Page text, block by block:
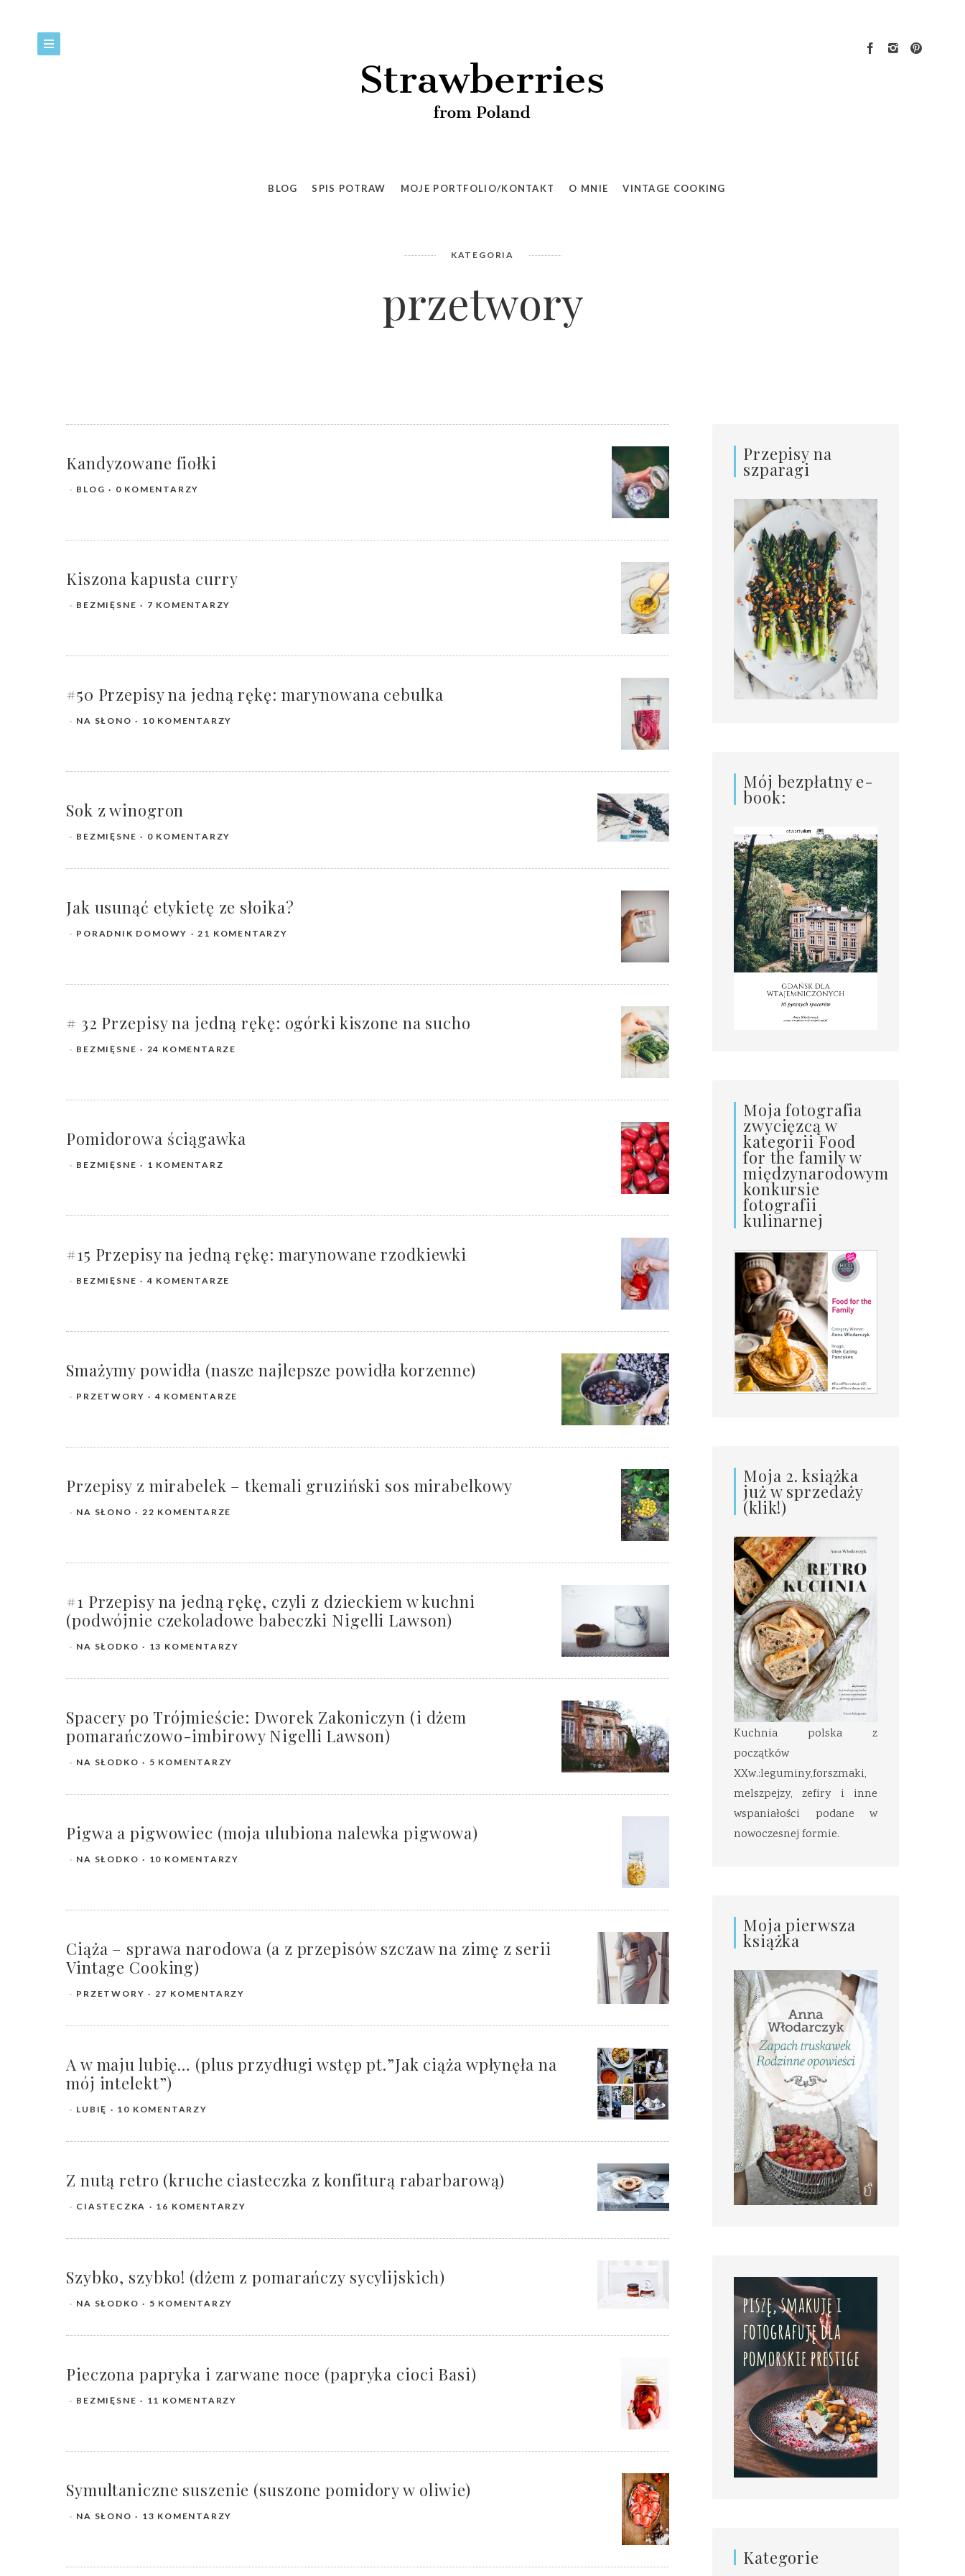
BLOG SPIS POTRAW MOJE PORTFOLIO/KONTAKT O MNIE VINTAGE COOKING
KATEGORIA
przetwory
Kandyzowane fiołki
BLOG 0 KOMENTARZY
Kiszona kapusta curry
BEZMIĘSNE 7 KOMENTARZY
#50 Przepisy na jedną rękę: marynowana cebulka
NA SŁONO 10 KOMENTARZY
Sok z winogron
BEZMIĘSNE 0 KOMENTARZY
Jak usunąć etykietę ze słoika?
PORADNIK DOMOWY 21 KOMENTARZY
# 32 Przepisy na jedną rękę: ogórki kiszone na sucho
BEZMIĘSNE 24 KOMENTARZE
Pomidorowa ściągawka
BEZMIĘSNE 1 KOMENTARZ
#15 Przepisy na jedną rękę: marynowane rzodkiewki
BEZMIĘSNE 4 KOMENTARZE
Smażymy powidła (nasze najlepsze powidła korzenne)
PRZETWORY 4 KOMENTARZE
Przepisy z mirabelek – tkemali gruziński sos mirabelkowy
NA SŁONO 22 KOMENTARZE
#1 Przepisy na jedną rękę, czyli z dzieckiem w kuchni
(podwójnie czekoladowe babeczki Nigelli Lawson)
NA SŁODKO 13 KOMENTARZY
Spacery po Trójmieście: Dworek Zakoniczyn (i dżem
pomarańczowo-imbirowy Nigelli Lawson)
NA SŁODKO 5 KOMENTARZY
Pigwa a pigwowiec (moja ulubiona nalewka pigwowa)
NA SŁODKO 10 KOMENTARZY
Ciąża – sprawa narodowa (a z przepisów szczaw na zimę z serii
Vintage Cooking)
PRZETWORY 27 KOMENTARZY
A w maju lubię… (plus przydługi wstęp pt.”Jak ciąża wpłynęła na
mój intelekt”)
LUBIĘ 10 KOMENTARZY
Z nutą retro (kruche ciasteczka z konfiturą rabarbarową)
CIASTECZKA 16 KOMENTARZY
Szybko, szybko! (dżem z pomarańczy sycylijskich)
NA SŁODKO 5 KOMENTARZY
Pieczona papryka i zarwane noce (papryka cioci Basi)
BEZMIĘSNE 11 KOMENTARZY
Symultaniczne suszenie (suszone pomidory w oliwie)
NA SŁONO 13 KOMENTARZY
Przepisy na
szparagi
Mój bezpłatny e-
book:
Moja fotografia
zwycięzcą w
kategorii Food
for the family w
międzynarodowym
konkursie
fotografii
kulinarnej
Moja 2. książka
już w sprzedaży
(klik!)
Kuchnia polska z
początków
XXw.:leguminy,forszmaki,
melszpejzy, zefiry i inne
wspaniałości podane w
nowoczesnej formie.
Moja pierwsza
książka
Kategorie